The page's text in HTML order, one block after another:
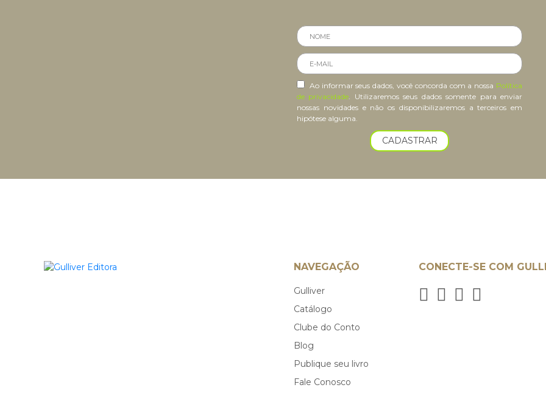
Ao informar seus dados, você concorda com a nossa Política
de privacidade. Utilizaremos seus dados somente para enviar
nossas novidades e não os disponibilizaremos a terceiros em
hipótese alguma.
CADASTRAR
NAVEGAÇÃO
Gulliver
Catálogo
Clube do Conto
Blog
Publique seu livro
Fale Conosco
CONECTE-SE COM